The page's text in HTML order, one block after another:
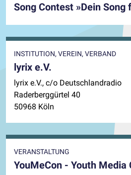
Song Contest »Dein Song
INSTITUTION, VEREIN, VERBAND
lyrix e.V.
lyrix e.V., c/o Deutschlandradio
Raderberggürtel 40
50968 Köln
VERANSTALTUNG
YouMeCon - Youth Media